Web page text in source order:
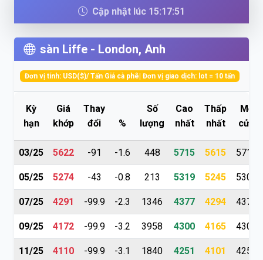
Cập nhật lúc 15:17:51
sàn Liffe - London, Anh
Đơn vị tính: USD($)/ Tấn Giá cà phê| Đơn vị giao dịch: lot = 10 tấn
Kỳ
hạn
Giá
khớp
Thay
đổi
%
Số
lượng
Cao
nhất
Thấp
nhất
Mở
cửa
03/25 5622 -91 -1.6 448 5715 5615 5715
05/25 5274 -43 -0.8 213 5319 5245 5300
07/25 4291 -99.9 -2.3 1346 4377 4294 4377
09/25 4172 -99.9 -3.2 3958 4300 4165 4300
11/25 4110 -99.9 -3.1 1840 4251 4101 4251